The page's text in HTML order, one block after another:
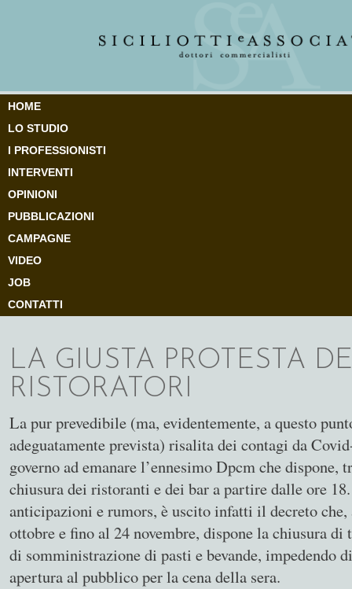
HOME
LO STUDIO
I PROFESSIONISTI
INTERVENTI
OPINIONI
PUBBLICAZIONI
CAMPAGNE
VIDEO
JOB
CONTATTI
LA GIUSTA PROTESTA
RISTORATORI
La pur prevedibile (ma, evidentemente, a questo
adeguatamente prevista) risalita dei contagi da
governo ad emanare l’ennesimo Dpcm che dispone,
chiusura dei ristoranti e dei bar a partire dalle ore
anticipazioni e rumors, è uscito infatti il decreto
ottobre e fino al 24 novembre, dispone la chiusura
di somministrazione di pasti e bevande, impedendo
apertura al pubblico per la cena della sera.